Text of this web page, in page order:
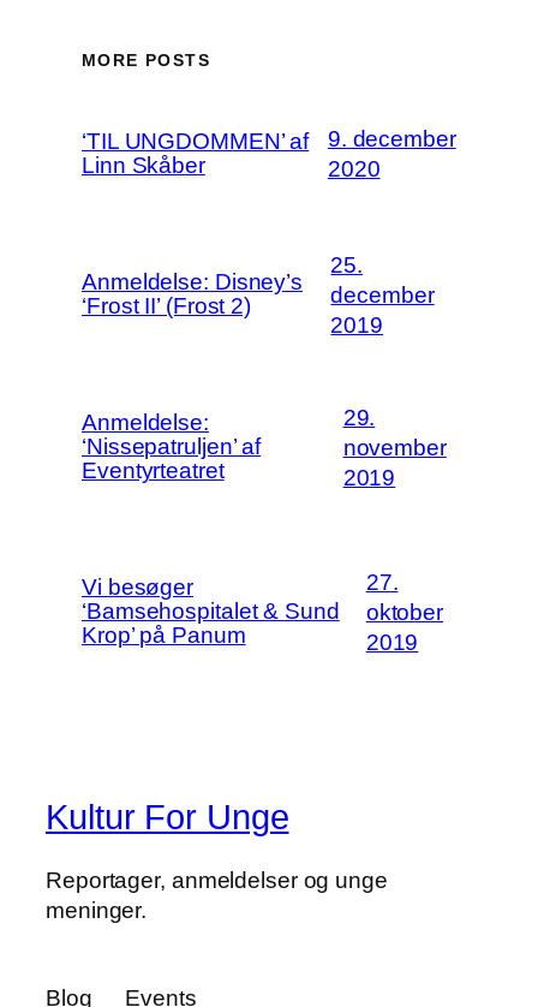
MORE POSTS
‘TIL UNGDOMMEN’ af
Linn Skåber
9. december
2020
Anmeldelse: Disney’s
‘Frost II’ (Frost 2)
25.
december
2019
Anmeldelse:
‘Nissepatruljen’ af
Eventyrteatret
29.
november
2019
Vi besøger
‘Bamsehospitalet & Sund
Krop’ på Panum
27.
oktober
2019
Kultur For Unge
Reportager, anmeldelser og unge
meninger.
Blog Events